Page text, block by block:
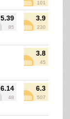
101
5.39
85
3.9
230
3.8
45
6.14
48
6.3
507